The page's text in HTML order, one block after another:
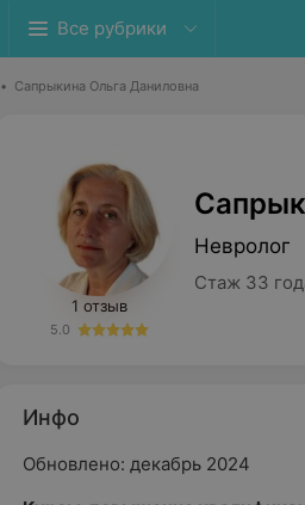
Все рубрики
• Сапрыкина Ольга Даниловна
1 отзыв
5.0
Невролог
Стаж 33
Инфо
Обновлено: декабрь 2024